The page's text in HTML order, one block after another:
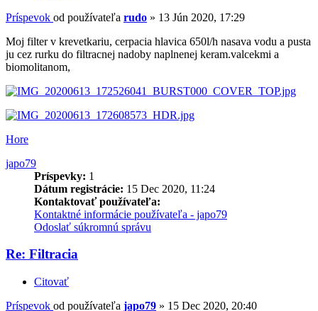
Príspevok od používateľa rudo » 13 Jún 2020, 17:29
Moj filter v krevetkariu, cerpacia hlavica 650l/h nasava vodu a pusta
ju cez rurku do filtracnej nadoby naplnenej keram.valcekmi a
biomolitanom,
Hore
japo79
Príspevky: 1
Dátum registrácie: 15 Dec 2020, 11:24
Kontaktovať používateľa:
Kontaktné informácie používateľa - japo79
Odoslať súkromnú správu
Re: Filtracia
Citovať
Príspevok od používateľa japo79 » 15 Dec 2020, 20:40